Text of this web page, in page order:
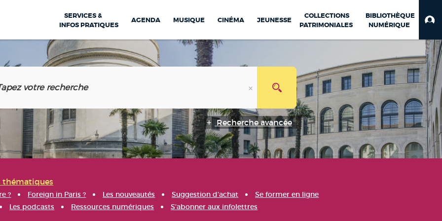
SERVICES &
INFOS PRATIQUES
AGENDA MUSIQUE CINÉMA JEUNESSE
COLLECTIONS
PATRIMONIALES
BIBLIOTHÈQUE
NUMÉRIQUE
Recherche avancée
thématiques
? Foreign in Paris ? Les nouveautés Suggestion d'achat
Se former en ligne
Les podcasts Ressources numériques S'abonner aux infolettres